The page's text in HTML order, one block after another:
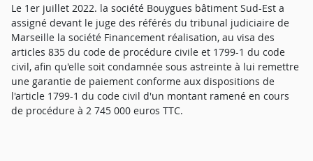
Le 1er juillet 2022. la société Bouygues bâtiment Sud-Est a
assigné devant le juge des référés du tribunal judiciaire de
Marseille la société Financement réalisation, au visa des
articles 835 du code de procédure civile et 1799-1 du code
civil, afin qu'elle soit condamnée sous astreinte à lui remettre
une garantie de paiement conforme aux dispositions de
l'article 1799-1 du code civil d'un montant ramené en cours
de procédure à 2 745 000 euros TTC.